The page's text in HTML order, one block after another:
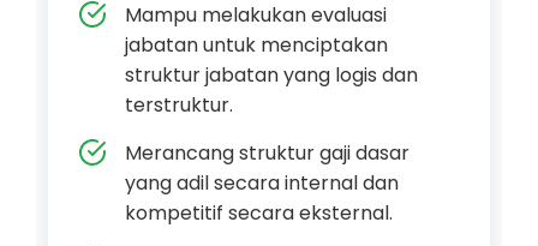
Mampu melakukan evaluasi
jabatan untuk menciptakan
struktur jabatan yang logis dan
terstruktur.
Merancang struktur gaji dasar
yang adil secara internal dan
kompetitif secara eksternal.